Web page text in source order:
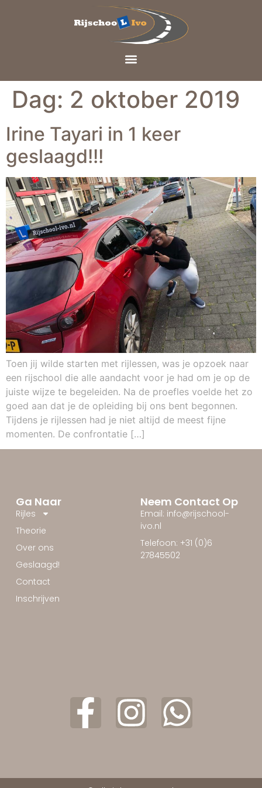
Dag: 2 oktober 2019
Irine Tayari in 1 keer
geslaagd!!!
Toen jij wilde starten met rijlessen, was je opzoek naar
een rijschool die alle aandacht voor je had om je op de
juiste wijze te begeleiden. Na de proefles voelde het zo
goed aan dat je de opleiding bij ons bent begonnen.
Tijdens je rijlessen had je niet altijd de meest fijne
momenten. De confrontatie […]
Ga Naar
Rijles
Theorie
Over ons
Geslaagd!
Contact
Inschrijven
Neem Contact Op
Email: info@rijschool-
ivo.nl
Telefoon: +31 (0)6
27845502